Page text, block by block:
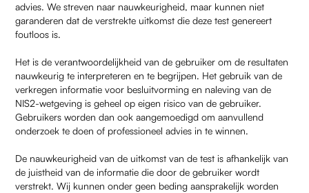
advies. We streven naar nauwkeurigheid, maar kunnen niet
garanderen dat de verstrekte uitkomst die deze test genereert
foutloos is.
Het is de verantwoordelijkheid van de gebruiker om de resultaten
nauwkeurig te interpreteren en te begrijpen. Het gebruik van de
verkregen informatie voor besluitvorming en naleving van de
NIS2-wetgeving is geheel op eigen risico van de gebruiker.
Gebruikers worden dan ook aangemoedigd om aanvullend
onderzoek te doen of professioneel advies in te winnen.
De nauwkeurigheid van de uitkomst van de test is afhankelijk van
de juistheid van de informatie die door de gebruiker wordt
verstrekt. Wij kunnen onder geen beding aansprakelijk worden